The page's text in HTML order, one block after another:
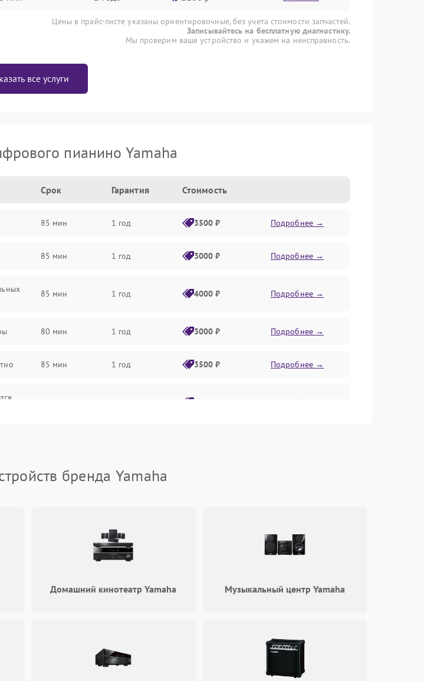
Цены в прайс-листе указаны ориентировочные, без учета стоимости запчастей.
Записывайтесь на бесплатную диагностику.
Мы проверим ваше устройство и укажем на неисправность.
все услуги
пианино Yamaha
Срок Гарантия Стоимость
85 мин 1 год 3500 ₽ Подробнее →
85 мин 1 год 3000 ₽ Подробнее →
85 мин 1 год 4000 ₽ Подробнее →
80 мин 1 год 3000 ₽ Подробнее →
85 мин 1 год 3500 ₽ Подробнее →
2800 ₽ Подробнее →
бренда Yamaha
Домашний кинотеатр Yamaha Музыкальный центр Yamaha